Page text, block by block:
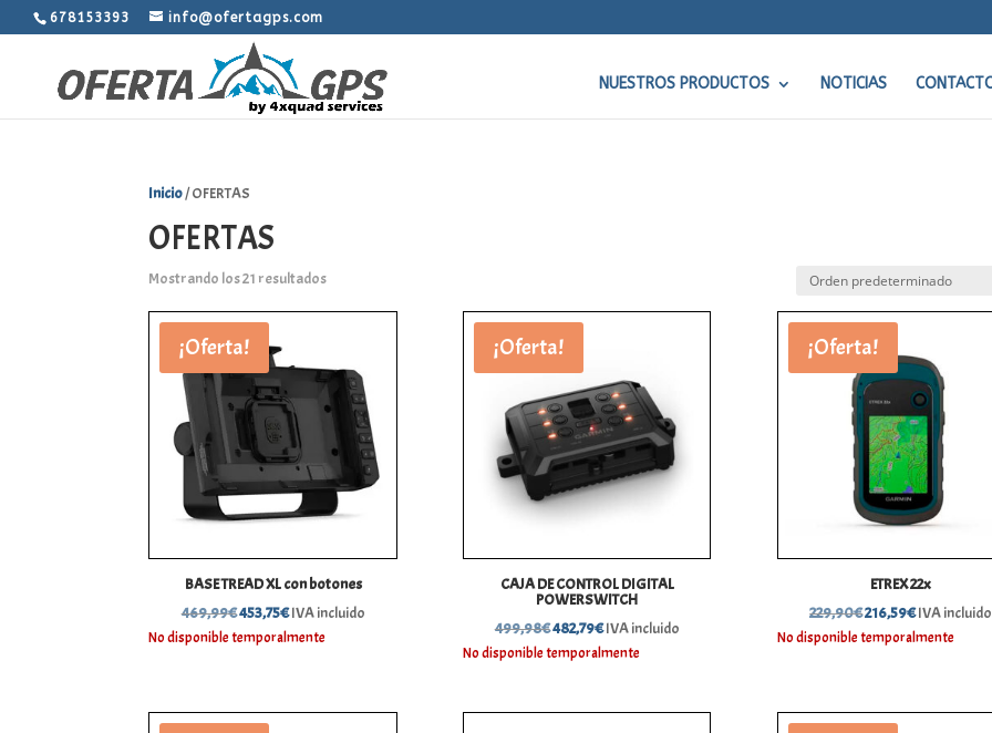
678153393 info@ofertagps.com
NUESTROS PRODUCTOS NOTICIAS
Inicio/ OFERTAS
OFERTAS
Mostrando los 21 resultados
¡Oferta!
BASE TREAD XL con botones
469,99€El
precio
469,99€.
453,75€El
precio
453,75€.
IVA incluido
No disponible temporalmente
¡Oferta!
CAJA DE CONTROL DIGITAL
POWERSWITCH
499,98€El
precio
482,79€El
precio
IVA incluido
No disponible temporalmente
¡Oferta!
ETREX 22x
229,90€El
precio
229,90€.
216,59€El
precio
216,59€.
IVA incluido
No disponible temporalmente